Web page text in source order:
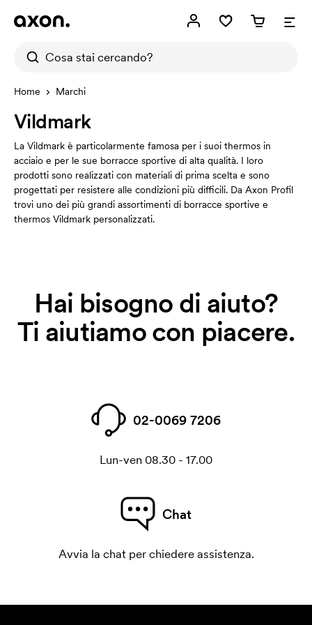
Home Marchi
Vildmark
La Vildmark è particolarmente famosa per i suoi thermos in
acciaio e per le sue borracce sportive di alta qualità. I loro
prodotti sono realizzati con materiali di prima scelta e sono
progettati per resistere alle condizioni più difficili. Da Axon Profil
trovi uno dei più grandi assortimenti di borracce sportive e
thermos Vildmark personalizzati.
Hai bisogno di aiuto?
Ti aiutiamo con piacere.
02-0069 7206
Lun-ven 08.30 - 17.00
Chat
Avvia la chat per chiedere assistenza.